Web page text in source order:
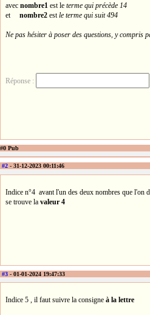
avec nombre1 est le terme qui précède 14
et nombre2 est le terme qui suit 494
Ne pas hésiter à poser des questions, y compris
Réponse :
#0 Pub
#2 - 31-12-2023 00:11:46
Indice n°4 avant l'un des deux nombres que l'on
se trouve la valeur 4
#3 - 01-01-2024 19:47:33
Indice 5 , il faut suivre la consigne à la lettre